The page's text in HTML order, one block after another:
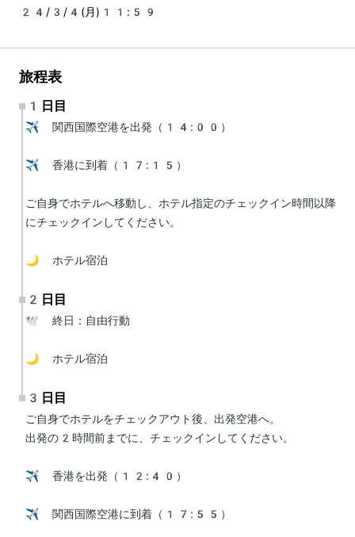
24/3/4(月)11:59
旅程表
1日目
✈️ 関西国際空港を出発（14:00）
✈️ 香港に到着（17:15）
ご自身でホテルへ移動し、ホテル指定のチェックイン時間以降
にチェックインしてください。
🌙 ホテル宿泊
2日目
🕊 終日：自由行動
🌙 ホテル宿泊
3日目
ご自身でホテルをチェックアウト後、出発空港へ。
出発の2時間前までに、チェックインしてください。
✈️ 香港を出発（12:40）
✈️ 関西国際空港に到着（17:55）